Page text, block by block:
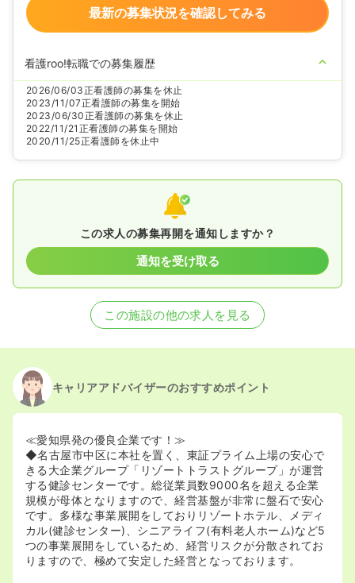
最新の募集状況を確認してみる
看護roo!転職での募集履歴
2026/06/03正看護師の募集を休止
2023/11/07正看護師の募集を開始
2023/06/30正看護師の募集を休止
2022/11/21 正看護師の募集を開始
2020/11/25正看護師を休止中
この求人の募集再開を通知しますか？
通知を受け取る
この施設の他の求人を見る
キャリアアドバイザーのおすすめポイント
≪愛知県発の優良企業です！≫
◆名古屋市中区に本社を置く、東証プライム上場の安心で
きる大企業グループ「リゾートトラストグループ」が運営
する健診センターです。総従業員数9000名を超える企業
規模が母体となりますので、経営基盤が非常に盤石で安心
です。多様な事業展開をしておりリゾートホテル、メディ
カル(健診センター)、シニアライフ(有料老人ホーム)など5
つの事業展開をしているため、経営リスクが分散されてお
りますので、極めて安定した経営となっております。